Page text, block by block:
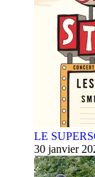
LE
30 janvier